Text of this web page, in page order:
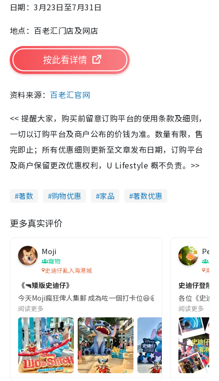
日期：3月23日至7月31日
地点：百老汇门店及网店
按此看详情
资料来源： 百老汇官网
<< 提醒大家，购买前留意订购平台的使用条款及细则，
一切以订购平台及商户公布的价钱为准。数量有限，售
完即止；所有优惠细则更新至文章发布日期，订购平台
及商户保留更改优惠权利，U Lifestyle 概不负责。>>
著数 购物优惠 家品 著数优惠
更多真实评价
Moji
寵物
史迪仔亂入海港城
《🔫矮版史迪仔》
今天Moji瘋狂俾人集郵 成為咗一個打卡位😆😆😆😆 多謝大家喜
阅读更多
海港
史迪仔登陸
各位《史迪
阅读更多